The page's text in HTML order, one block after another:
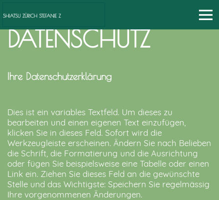
SHIATSU ZÜRICH STEFANIE Z
DATENSCHUTZ
Ihre Datenschutzerklärung
Dies ist ein variables Textfeld. Um dieses zu
bearbeiten und einen eigenen Text einzufügen,
klicken Sie in dieses Feld. Sofort wird die
Werkzeugleiste erscheinen. Ändern Sie nach Belieben
die Schrift, die Formatierung und die Ausrichtung
oder fügen Sie beispielsweise eine Tabelle oder einen
Link ein. Ziehen Sie dieses Feld an die gewünschte
Stelle und das Wichtigste: Speichern Sie regelmässig
Ihre vorgenommenen Änderungen.